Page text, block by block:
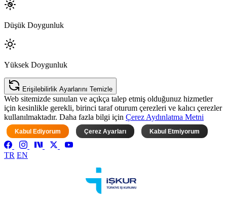
Düşük Doygunluk
Yüksek Doygunluk
Erişilebilirlik Ayarlarını Temizle
Web sitemizde sunulan ve açıkça talep etmiş olduğunuz hizmetler
için kesinlikle gerekli, birinci taraf oturum çerezleri ve kalıcı çerezler
kullanılmaktadır. Daha fazla bilgi için Çerez Aydınlatma Metni
Kabul Ediyorum Çerez Ayarları Kabul Etmiyorum
TR EN